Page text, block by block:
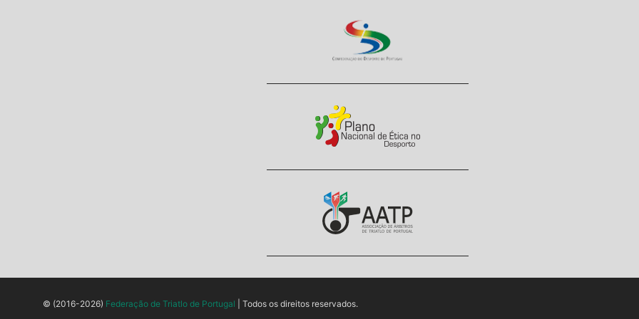
© (2016-2026) Federação de Triatlo de Portugal | Todos os direitos reservados.